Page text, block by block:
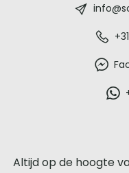
voor
Altijd op de hoogte